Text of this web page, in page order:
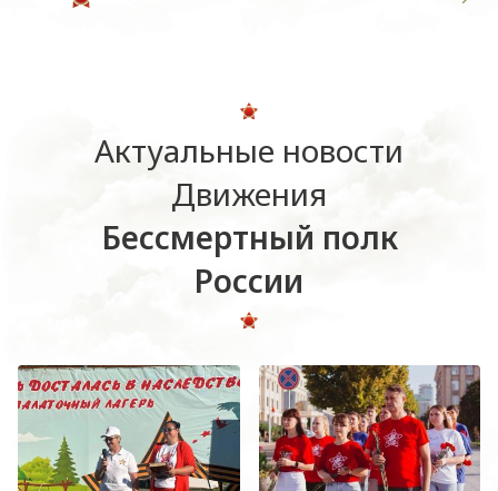
Актуальные новости
Движения
Бессмертный полк
России